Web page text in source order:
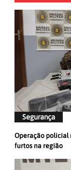
Segurança
Operação policial
furtos na região